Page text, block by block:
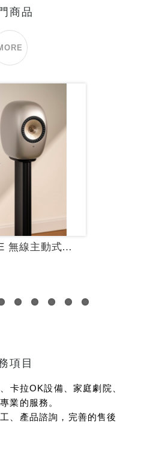
商品
KEF LS LUXE 無線主動式喇叭
5 6 7 8 9
項目
卡拉OK設備、家庭劇院、
業的服務。
、產品諮詢，完善的售後